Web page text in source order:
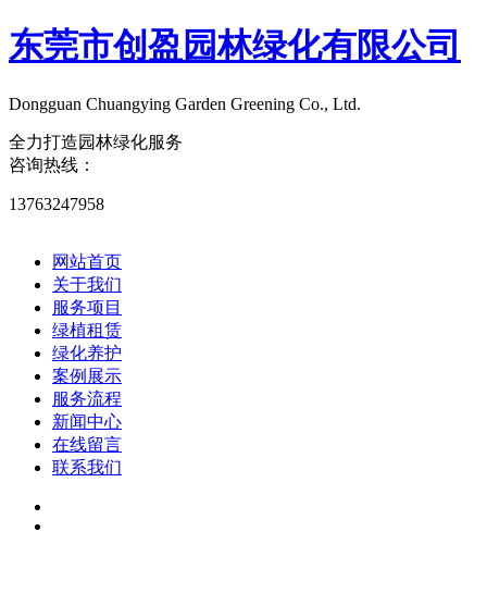
东莞市创盈园林绿化有限公司
Dongguan Chuangying Garden Greening Co., Ltd.​
全力打造园林绿化服务
咨询热线：
13763247958
网站首页
关于我们
服务项目
绿植租赁
绿化养护
案例展示
服务流程
新闻中心
在线留言
联系我们